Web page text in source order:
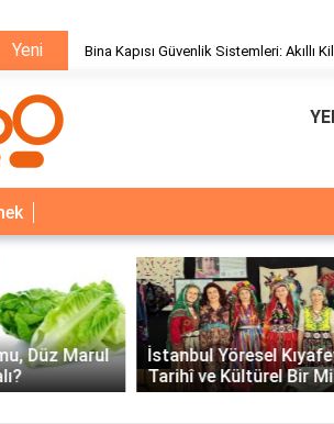
Yeni
Gövde Çözümleri Ödeal
Düz Marul
İstanbul Yöresel
Tarihî ve Kültürel Bir